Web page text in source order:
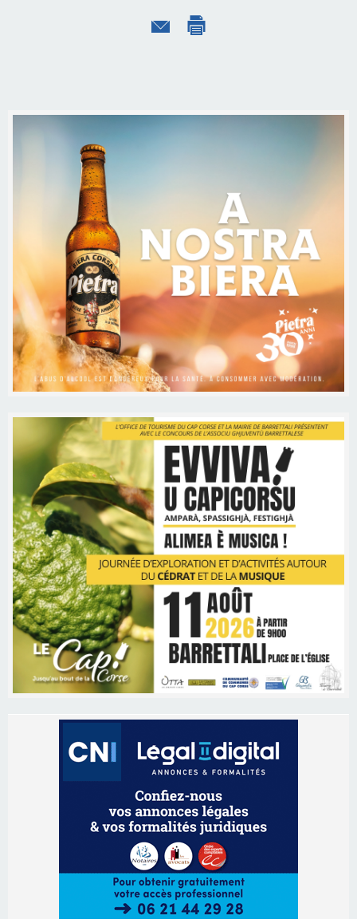
Les brèves
Biguglia : messe de la Sainte-Marie et
procession le 14 août
Tennis - Début ce week-end du tournoi du